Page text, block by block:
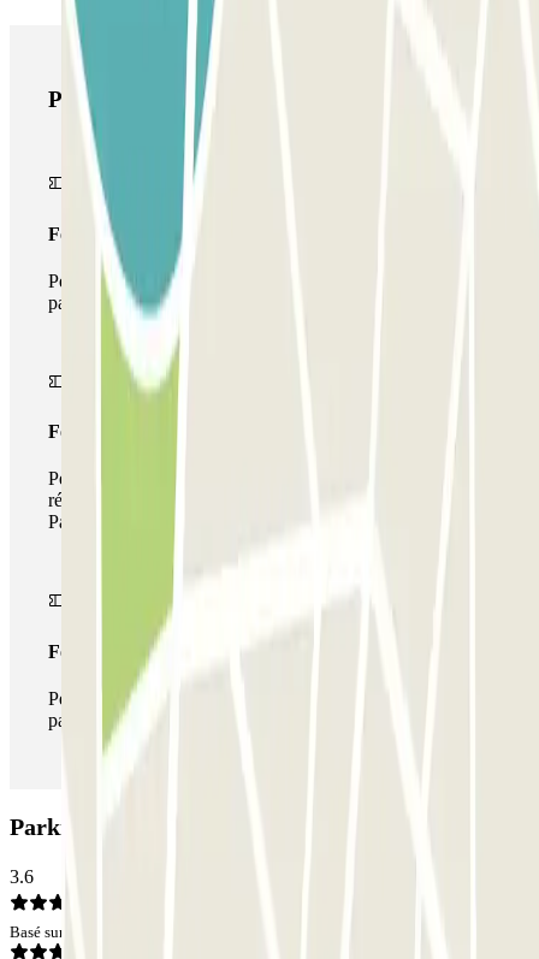
Produits Parclick
Forfait Simple
Pendant votre séjour, vous ne pourrez entrer et sortir du
parking qu'une seule fois
Forfait de stationnement multiple
Pendant votre séjour, vous pouvez utiliser l'ensemble du
réseau de parkings de cet opérateur disponible sur
Parclick.
Forfait illimité
Pendant votre séjour, vous pouvez entrer et sortir du
parking aussi souvent que vous le souhaitez.
Parking Parkbee Hotel Levell: Avis
3.6
Basé sur 3 avis